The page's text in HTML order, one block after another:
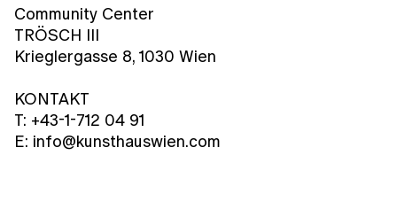
Community Center
TRÖSCH III
Krieglergasse 8, 1030 Wien
KONTAKT
T: +43-1-712 04 91
E: info@kunsthauswien.com